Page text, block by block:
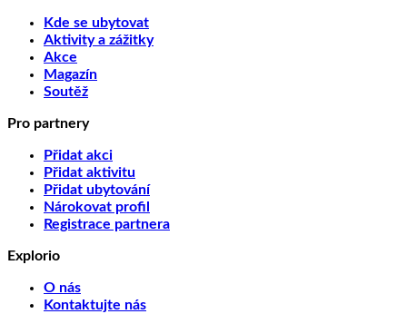
Kde se ubytovat
Aktivity a zážitky
Akce
Magazín
Soutěž
Pro partnery
Přidat akci
Přidat aktivitu
Přidat ubytování
Nárokovat profil
Registrace partnera
Explorio
O nás
Kontaktujte nás